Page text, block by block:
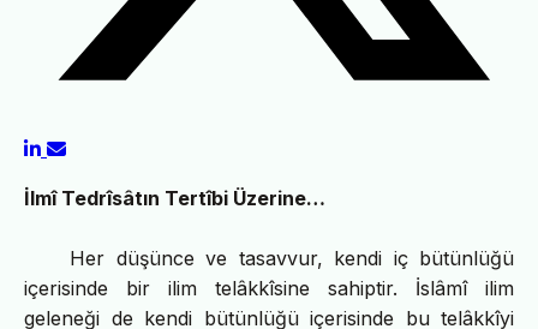
İlmî Tedrîsâtın Tertîbi Üzerine…
Her düşünce ve tasavvur, kendi iç bütünlüğü
içerisinde bir ilim telâkkîsine sahiptir. İslâmî ilim
geleneği de kendi bütünlüğü içerisinde bu telâkkîyi